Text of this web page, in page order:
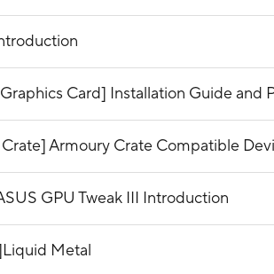
Card] Installation Guide and
Armoury Crate Compatible
GPU Tweak III Introduction
Metal